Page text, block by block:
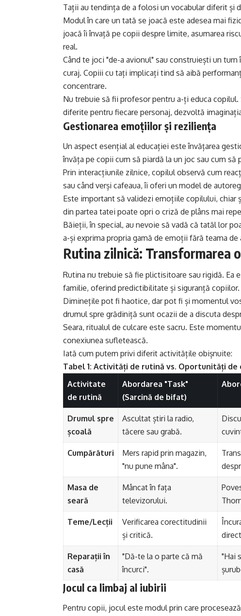
Tații au tendința de a folosi un vocabular diferit și
Modul în care un tată se joacă este adesea mai
joacă îi învață pe copii despre limite, asumarea
real.
Când te joci "de-a avionul" sau construiești un
curaj. Copiii cu tați implicați tind să aibă
concentrare.
Nu trebuie să fii profesor pentru a-ți educa
diferite pentru fiecare personaj, dezvoltă
Gestionarea emoțiilor și reziliența
Un aspect esențial al educației este învățarea
învăța pe copii cum să piardă la un joc sau cum să
Prin interacțiunile zilnice, copilul observă cum
sau când verși cafeaua, îi oferi un model de
Este important să validezi emoțiile copilului, chiar
din partea tatei poate opri o criză de plâns mai
Băieții, în special, au nevoie să vadă că tatăl lor
a-și exprima propria gamă de emoții fără teama de
Rutina zilnică: Transformarea
Rutina nu trebuie să fie plictisitoare sau rigidă. Ea
familie, oferind predictibilitate și siguranță copiilor.
Diminețile pot fi haotice, dar pot fi și momentul
drumul spre grădiniță sunt ocazii de a discuta
Seara, ritualul de culcare este sacru. Este
conexiunea sufletească.
Iată cum putem privi diferit activitățile obișnuite:
Tabel 1: Activități de rutină vs. Oportunități de
Activitate
de rutină
Abordarea "Task"
(Sarcină de bifat)
Drumul spre
școală
Ascultat știri la radio,
tăcere sau grabă.
Cumpărături
Mers rapid prin magazin,
"nu pune mâna".
Masa de
seară
Mâncat în fața
televizorului.
Teme/Lecții
Verificarea corectitudinii
și critică.
Reparații în
casă
"Dă-te la o parte că mă
încurci".
"Hai
Jocul ca limbaj al iubirii
Pentru copii, jocul este modul prin care